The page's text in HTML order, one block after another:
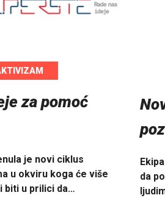
za pomoć
je novi ciklus
u okviru koga će više
biti u prilici da…
da